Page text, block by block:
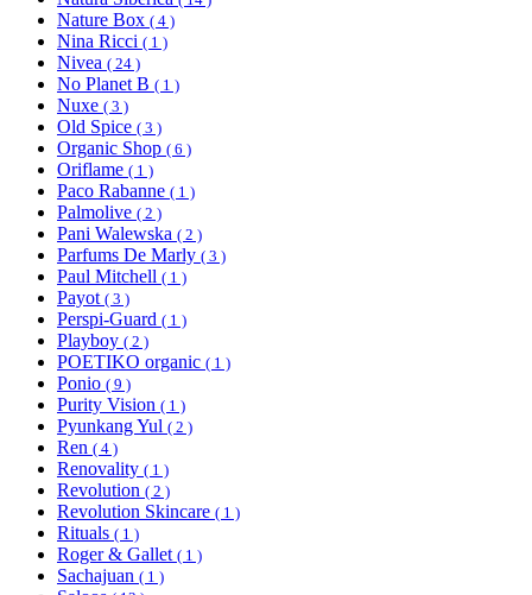
Nature Box ( 4 )
Nina Ricci ( 1 )
Nivea ( 24 )
No Planet B ( 1 )
Nuxe ( 3 )
Old Spice ( 3 )
Organic Shop ( 6 )
Oriflame ( 1 )
Paco Rabanne ( 1 )
Palmolive ( 2 )
Pani Walewska ( 2 )
Parfums De Marly ( 3 )
Paul Mitchell ( 1 )
Payot ( 3 )
Perspi-Guard ( 1 )
Playboy ( 2 )
POETIKO organic ( 1 )
Ponio ( 9 )
Purity Vision ( 1 )
Pyunkang Yul ( 2 )
Ren ( 4 )
Renovality ( 1 )
Revolution ( 2 )
Revolution Skincare ( 1 )
Rituals ( 1 )
Roger & Gallet ( 1 )
Sachajuan ( 1 )